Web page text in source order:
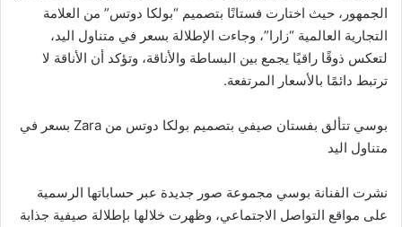
الجمهور، حيث اختارت فستانًا بتصميم “بولكا دوتس” من العلامة
التجارية العالمية “زارا”، وجاءت الإطلالة بسعر في متناول اليد،
لتعكس ذوقًا راقيًا يجمع بين البساطة والأناقة، وتؤكد أن الأناقة لا
ترتبط دائمًا بالأسعار المرتفعة.
بوسي تتألق بفستان صيفي بتصميم بولكا دوتس من Zara بسعر في
متناول اليد
نشرت الفنانة بوسي مجموعة صور جديدة عبر حساباتها الرسمية
على مواقع التواصل الاجتماعي، وظهرت خلالها بإطلالة صيفية جذابة